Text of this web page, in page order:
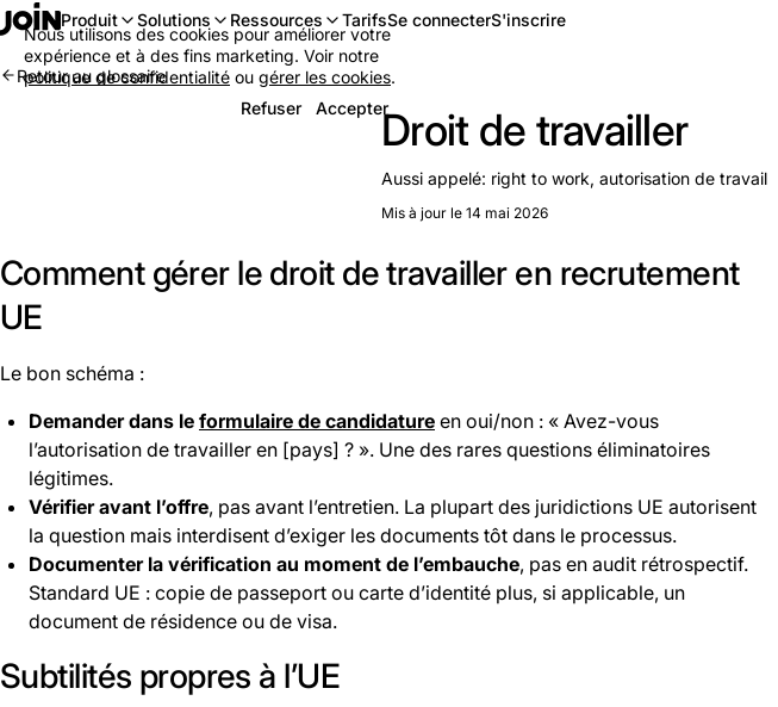
Produit Solutions Ressources TarifsSe connecterS'inscrire
Retour au glossaire
Droit de travailler
Aussi appelé: right to work, autorisation de travail
Mis à jour le 14 mai 2026
Comment gérer le droit de travailler en recrutement
UE
Le bon schéma :
Demander dans le formulaire de candidature en oui/non : « Avez-vous
l’autorisation de travailler en [pays] ? ». Une des rares questions éliminatoires
légitimes.
Vérifier avant l’offre, pas avant l’entretien. La plupart des juridictions UE autorisent
la question mais interdisent d’exiger les documents tôt dans le processus.
Documenter la vérification au moment de l’embauche, pas en audit rétrospectif.
Standard UE : copie de passeport ou carte d’identité plus, si applicable, un
document de résidence ou de visa.
Subtilités propres à l’UE
Nous utilisons des cookies pour améliorer votre
expérience et à des fins marketing. Voir notre
politique de confidentialité ou gérer les cookies.
Refuser
Accepter